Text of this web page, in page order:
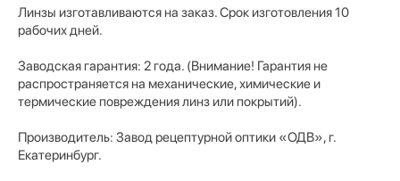
Линзы изготавливаются на заказ. Срок изготовления 10
рабочих дней.
Заводская гарантия: 2 года. (Внимание! Гарантия не
распространяется на механические, химические и
термические повреждения линз или покрытий).
Производитель: Завод рецептурной оптики «ОДВ», г.
Екатеринбург.